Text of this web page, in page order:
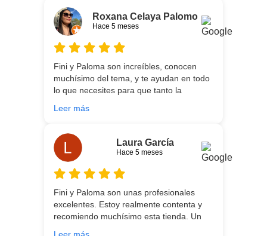
agradables y tan cercanas que la
experiencia es fantástica. Puntualizar
también que los chicos que nos trajeron y
montaron todo lo hicieron perfectamente,
perfectamente y a nuestro gusto, además
muy rápidos. Volveremos a contar con
ellos para futuras compras. Muchas
gracias!
Roxana Celaya Palomo
Hace 5 meses
Fini y Paloma son increíbles, conocen
muchísimo del tema, y te ayudan en todo
lo que necesites para que tanto la
que estés necesitando sean los mejores.
trabajo impecable en el transporte y
montaje, unos chicos encantadores. Hace
5 años conocí la tienda, y vuelvo
encantada de contar con su asesoría y
equipo.
Leer más
Laura García
Hace 5 meses
Fini y Paloma son unas profesionales
excelentes. Estoy realmente contenta y
recomiendo muchísimo esta tienda. Un
Leer más